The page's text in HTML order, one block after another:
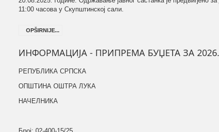
11:00 часова у Скупштинској сали.
OPŠIRNIJE...
ИНФОРМАЦИЈА - ПРИПРЕМА БУЏЕТА ЗА
РЕПУБЛИКА СРПСКА
ОПШТИНА ОШТРА ЛУКА
НАЧЕЛНИКА